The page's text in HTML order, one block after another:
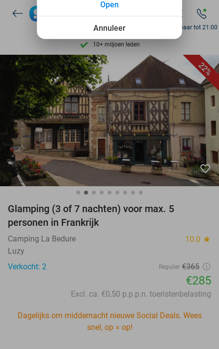
7 dagen per week beschikbaar
10+ miljoen leden
9,4 op basis van
Ontdek 15.000+ deals
7 dagen per week beschikbaar
10+ miljoen leden
Bereikbaar tot 21:00
22%
favorite_border
Glamping (3 of 7 nachten) voor max. 5
personen in Frankrijk
Camping La Bedure 10.0 star
Luzy
Verkocht: 2
Regulier €365
€285
Excl. ca. €0,50 p.p.p.n. toeristenbelasting
Dagelijks om middernacht nieuwe Social Deals. Wees
snel, op = op!
Annuleer
Open